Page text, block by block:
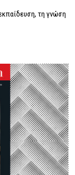
τη γνώση